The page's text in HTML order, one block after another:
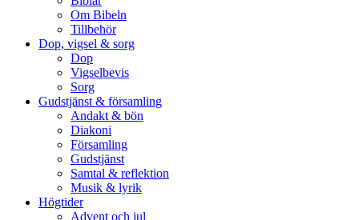
Om Bibeln
Tillbehör
Dop, vigsel & sorg
Dop
Vigselbevis
Sorg
Gudstjänst & församling
Andakt & bön
Diakoni
Församling
Gudstjänst
Samtal & reflektion
Musik & lyrik
Högtider
Advent och jul